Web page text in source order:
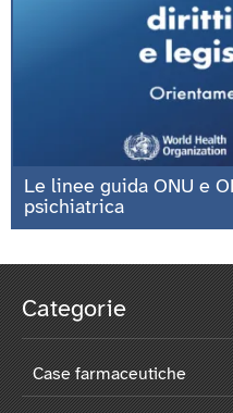
Le linee guida ONU e
psichiatrica
Categorie
Case farmaceutiche